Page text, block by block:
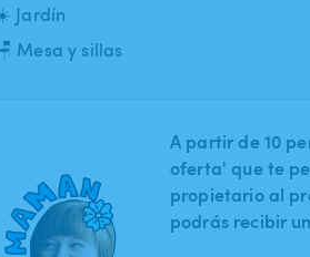
Jardín
Mesa y sillas
A partir de 10
oferta' que te
propietario al
podrás recibir